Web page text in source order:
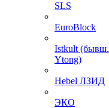
SLS
EuroBlock
Istkult (бывш.
Ytong)
Hebel ЛЗИД
ЭКО